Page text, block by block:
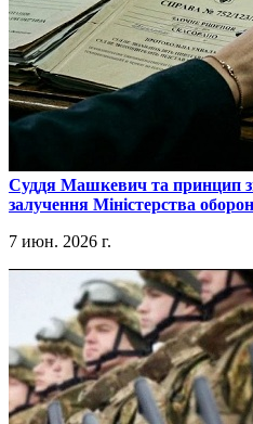
​Суддя Машкевич та принцип
залучення Міністерства
7 июн. 2026 г.